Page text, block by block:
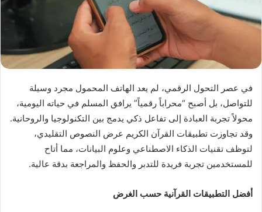
في عصر التحول الرقمي، لم يعد الهاتف المحمول مجرد وسيلة
للتواصل، بل أصبح “محراباً رقمياً” يرافق المسلم في حياته اليومية،
محولاً تجربة العبادة إلى تفاعل ذكي يدمج بين التكنولوجيا والروحانية.
وقد تجاوزت تطبيقات القرآن الكريم عرض النصوص التقليدي،
لتوظف تقنيات الذكاء الاصطناعي وعلوم البيانات، مما أتاح
للمستخدمين تجربة فريدة للتدبر والحفظ والمراجعة بدقة عالية.
أفضل التطبيقات القرآنية حسب الغرض